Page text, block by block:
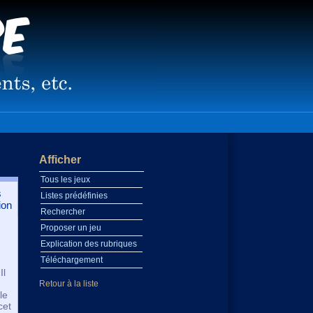
Afficher
Tous les jeux
Listes prédéfinies
Rechercher
Proposer un jeu
Explication des rubriques
Téléchargement
Retour à la liste